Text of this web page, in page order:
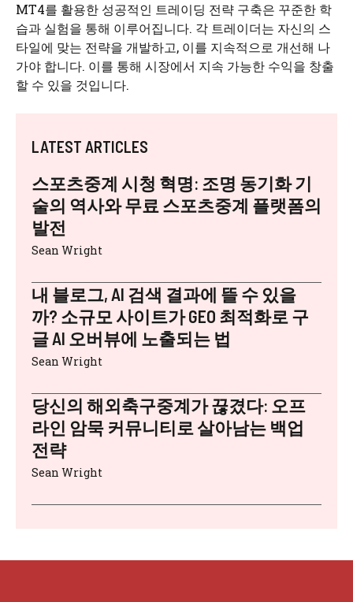
MT4를 활용한 성공적인 트레이딩 전략 구축은 꾸준한 학
습과 실험을 통해 이루어집니다. 각 트레이더는 자신의 스
타일에 맞는 전략을 개발하고, 이를 지속적으로 개선해 나
가야 합니다. 이를 통해 시장에서 지속 가능한 수익을 창출
할 수 있을 것입니다.
LATEST ARTICLES
스포츠중계 시청 혁명: 조명 동기화 기
술의 역사와 무료 스포츠중계 플랫폼의
발전
Sean Wright
내 블로그, AI 검색 결과에 뜰 수 있을
까? 소규모 사이트가 GEO 최적화로 구
글 AI 오버뷰에 노출되는 법
Sean Wright
당신의 해외축구중계가 끊겼다: 오프
라인 암묵 커뮤니티로 살아남는 백업
전략
Sean Wright